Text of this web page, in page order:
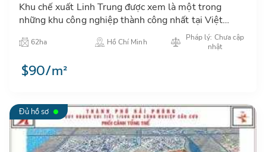
Khu chế xuất Linh Trung được xem là một trong
những khu công nghiệp thành công nhất tại Việt
Nam, có danh tiếng trong giới đầu tư khu vực Châu
Á…62ha Hồ Chí Minh
Pháp lý: Chưa cập
nhật
$90/m²
Đủ hồ sơ